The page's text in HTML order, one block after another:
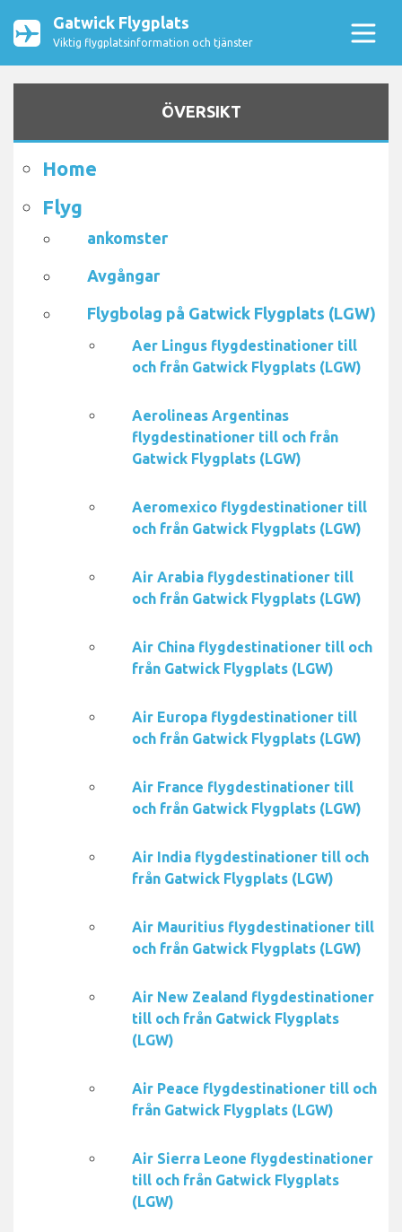
Gatwick Flygplats
Viktig flygplatsinformation och tjänster
ÖVERSIKT
Home
Flyg
ankomster
Avgångar
Flygbolag på Gatwick Flygplats (LGW)
Aer Lingus flygdestinationer till
och från Gatwick Flygplats (LGW)
Aerolineas Argentinas
flygdestinationer till och från
Gatwick Flygplats (LGW)
Aeromexico flygdestinationer till
och från Gatwick Flygplats (LGW)
Air Arabia flygdestinationer till
och från Gatwick Flygplats (LGW)
Air China flygdestinationer till och
från Gatwick Flygplats (LGW)
Air Europa flygdestinationer till
och från Gatwick Flygplats (LGW)
Air France flygdestinationer till
och från Gatwick Flygplats (LGW)
Air India flygdestinationer till och
från Gatwick Flygplats (LGW)
Air Mauritius flygdestinationer till
och från Gatwick Flygplats (LGW)
Air New Zealand flygdestinationer
till och från Gatwick Flygplats
(LGW)
Air Peace flygdestinationer till och
från Gatwick Flygplats (LGW)
Air Sierra Leone flygdestinationer
till och från Gatwick Flygplats
(LGW)